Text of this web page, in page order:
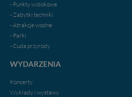
- Punkty widokowe
- Zabytki techniki
- Atrakcje wodne
- Parki
- Cuda przyrody
WYDARZENIA
Koncerty
Wykłady i wystawy